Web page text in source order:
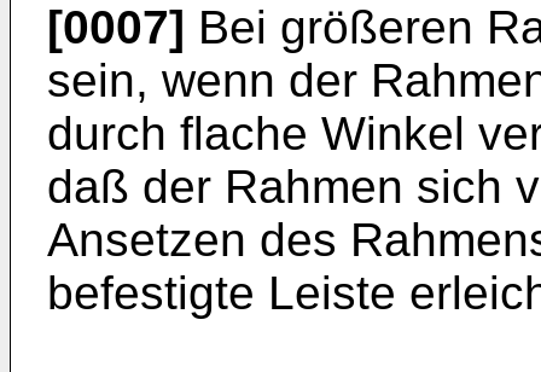
[0007] Bei größeren
sein, wenn der
durch flache Winkel
daß der Rahmen sich
Ansetzen des
befestigte Leiste